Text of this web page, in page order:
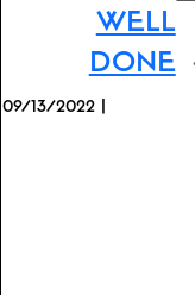
Well
Done
09/13/2022 |